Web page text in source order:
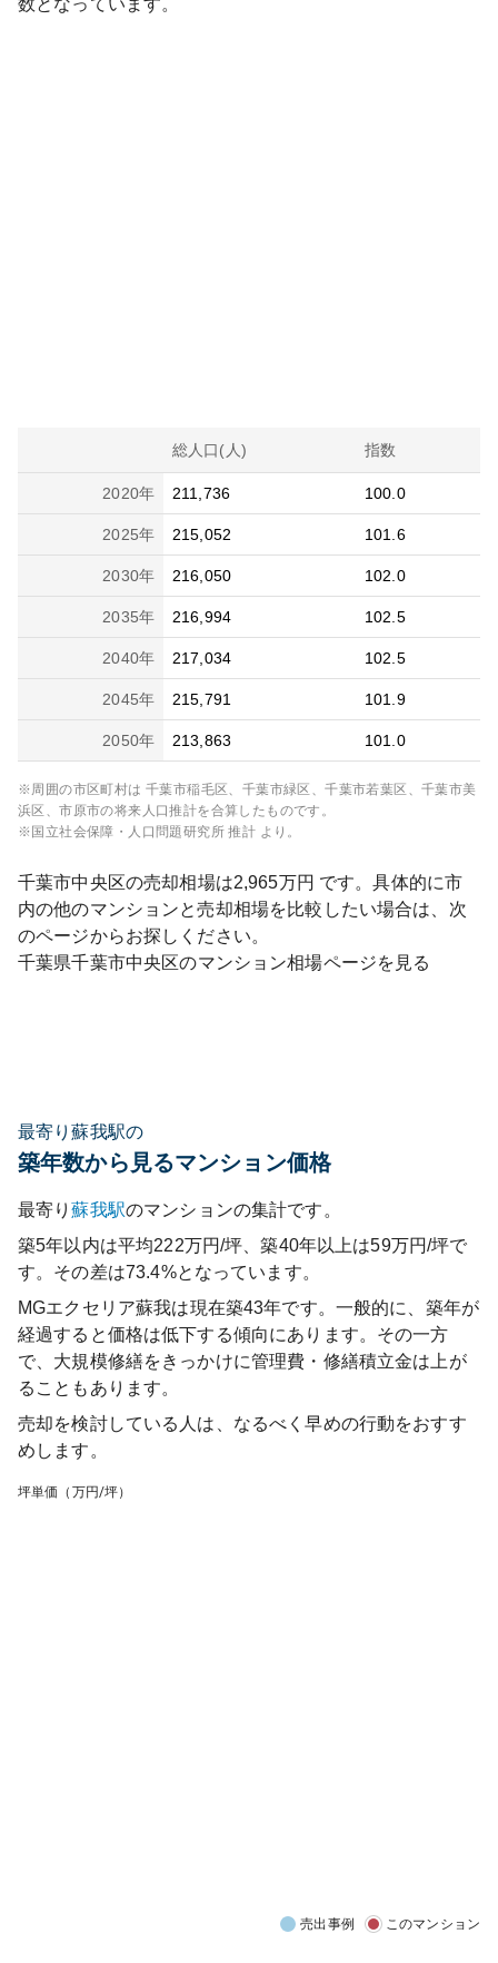
数となっています。
総人口(人) 指数
2020年 211,736 100.0
2025年 215,052 101.6
2030年 216,050 102.0
2035年 216,994 102.5
2040年 217,034 102.5
2045年 215,791 101.9
2050年 213,863 101.0
※周囲の市区町村は 千葉市稲毛区、千葉市緑区、千葉市若葉区、千葉市美
浜区、市原市の将来人口推計を合算したものです。
※国立社会保障・人口問題研究所 推計 より。
千葉市中央区の売却相場は2,965万円 です。具体的に市
内の他のマンションと売却相場を比較したい場合は、次
のページからお探しください。
千葉県千葉市中央区のマンション相場ページを見る
最寄り蘇我駅の
築年数から見るマンション価格
最寄り蘇我駅のマンションの集計です。
築5年以内は平均222万円/坪、築40年以上は59万円/坪で
す。その差は73.4%となっています。
MGエクセリア蘇我は現在築43年です。一般的に、築年が
経過すると価格は低下する傾向にあります。その一方
で、大規模修繕をきっかけに管理費・修繕積立金は上が
ることもあります。
売却を検討している人は、なるべく早めの行動をおすす
めします。
坪単価（万円/坪）
売出事例 このマンション